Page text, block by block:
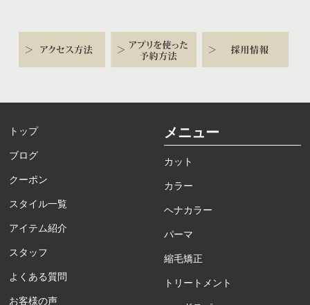
トップ
ブログ
クーポン
スタイル一覧
アイテム紹介
スタッフ
よくある質問
お客様の声
メニュー
カット
カラー
ヘナカラー
パーマ
縮毛矯正
トリートメント